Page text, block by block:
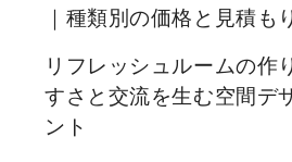
｜種類別の価格と見積も
リフレッシュルームの作
すさと交流を生む空間デ
ント